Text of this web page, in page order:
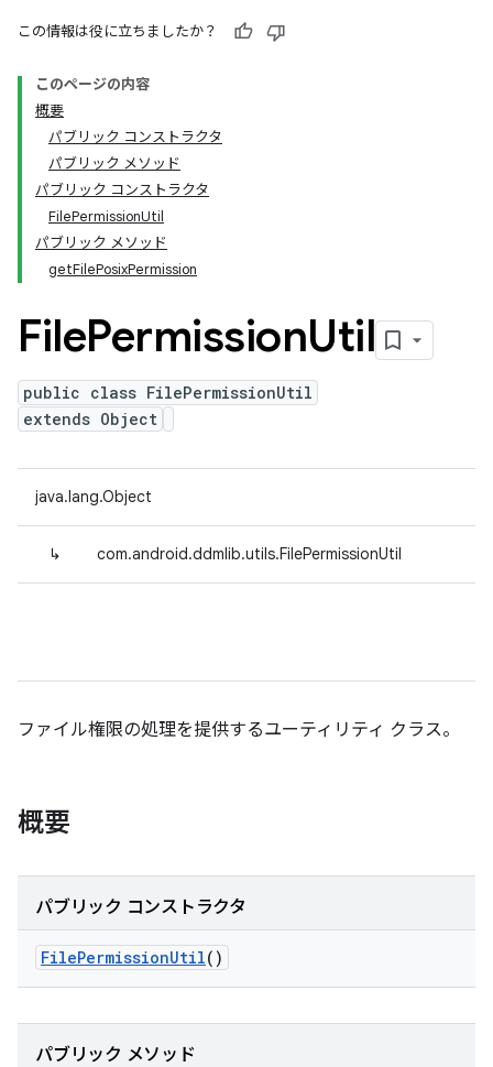
この情報は役に立ちましたか？
このページの内容
概要
パブリック コンストラクタ
パブリック メソッド
パブリック コンストラクタ
FilePermissionUtil
パブリック メソッド
getFilePosixPermission
FilePermissionUtil
public class FilePermissionUtil
extends Object
java.lang.Object
↳ com.android.ddmlib.utils.FilePermissionUtil
ファイル権限の処理を提供するユーティリティ クラス。
概要
パブリック コンストラクタ
FilePermissionUtil()
パブリック メソッド